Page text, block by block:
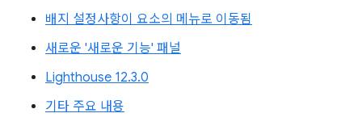
배지 설정사항이 요소의 메뉴로 이동됨
새로운 '새로운 기능' 패널
Lighthouse 12.3.0
기타 주요 내용